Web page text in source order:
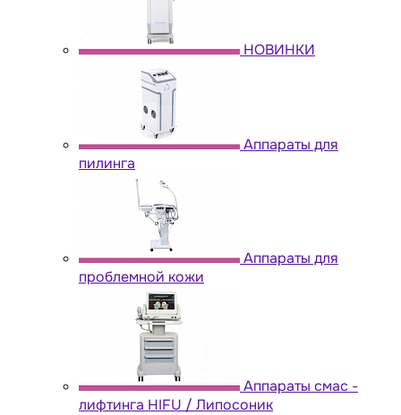
НОВИНКИ
Аппараты для
пилинга
Аппараты для
проблемной кожи
Аппараты cмас -
лифтинга HIFU / Липосоник